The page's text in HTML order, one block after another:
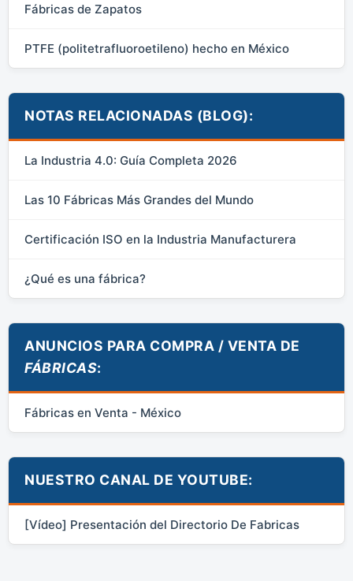
Fábricas de Zapatos
PTFE (politetrafluoroetileno) hecho en México
NOTAS RELACIONADAS (BLOG):
La Industria 4.0: Guía Completa 2026
Las 10 Fábricas Más Grandes del Mundo
Certificación ISO en la Industria Manufacturera
¿Qué es una fábrica?
ANUNCIOS PARA COMPRA / VENTA DE
FÁBRICAS:
Fábricas en Venta - México
NUESTRO CANAL DE YOUTUBE:
[Vídeo] Presentación del Directorio De Fabricas